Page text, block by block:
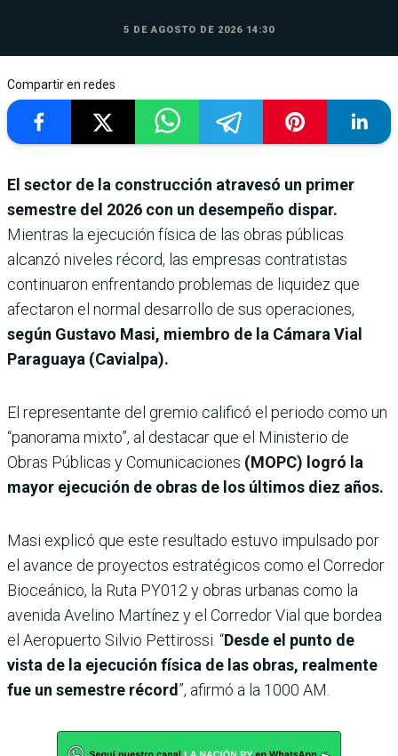
5 DE AGOSTO DE 2026 14:30
Compartir en redes
El sector de la construcción atravesó un primer
semestre del 2026 con un desempeño dispar.
Mientras la ejecución física de las obras públicas
alcanzó niveles récord, las empresas contratistas
continuaron enfrentando problemas de liquidez que
afectaron el normal desarrollo de sus operaciones,
según Gustavo Masi, miembro de la Cámara Vial
Paraguaya (Cavialpa).
El representante del gremio calificó el periodo como un
“panorama mixto”, al destacar que el Ministerio de
Obras Públicas y Comunicaciones (MOPC) logró la
mayor ejecución de obras de los últimos diez años.
Masi explicó que este resultado estuvo impulsado por
el avance de proyectos estratégicos como el Corredor
Bioceánico, la Ruta PY012 y obras urbanas como la
avenida Avelino Martínez y el Corredor Vial que bordea
el Aeropuerto Silvio Pettirossi. “Desde el punto de
vista de la ejecución física de las obras, realmente
fue un semestre récord”, afirmó a la 1000 AM.